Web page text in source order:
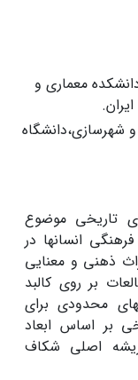
معماری و
شهرسازی،دانشگاه
تاریخی موضوع
انسانها در
ذهنی و معنایی
بر روی کالبد
محدودی برای
بر اساس ابعاد
اصلی شکاف